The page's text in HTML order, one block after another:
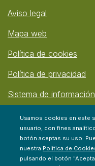
Aviso legal
Mapa web
Política de cookies
Política de privacidad
Sistema de información
Usamos cookies en este
usuario, con fines
botón aceptas su uso.
nuestra Política de
pulsando el botón